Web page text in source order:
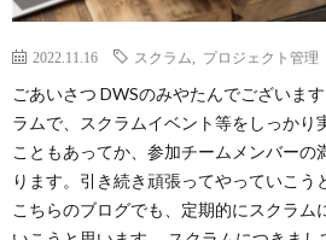
2022.11.16 スクラム プロジェクト管理
ごあいさつ DWSのみやたんでございま
ラムで、スクラムイベント等をしっかり
こともあってか、参加チームメンバーの
ります。引き続き頑張ってやっていこう
こちらのブログでも、定期的にスクラム